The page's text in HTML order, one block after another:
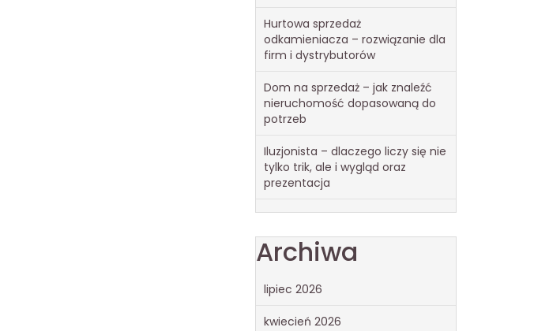
Hurtowa sprzedaż
odkamieniacza – rozwiązanie dla
firm i dystrybutorów
Dom na sprzedaż – jak znaleźć
nieruchomość dopasowaną do
potrzeb
Iluzjonista – dlaczego liczy się nie
tylko trik, ale i wygląd oraz
prezentacja
Archiwa
lipiec 2026
kwiecień 2026